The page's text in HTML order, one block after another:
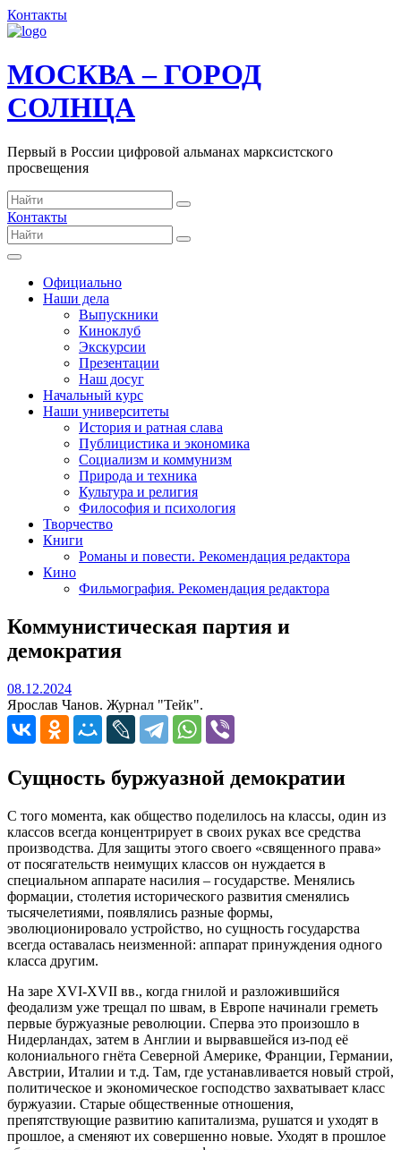
Контакты
МОСКВА – ГОРОД
СОЛНЦА
Первый в России цифровой альманах марксистского
просвещения
Контакты
Официально
Наши дела
Выпускники
Киноклуб
Экскурсии
Презентации
Наш досуг
Начальный курс
Наши университеты
История и ратная слава
Публицистика и экономика
Социализм и коммунизм
Природа и техника
Культура и религия
Философия и психология
Творчество
Книги
Романы и повести. Рекомендация редактора
Кино
Фильмография. Рекомендация редактора
Коммунистическая партия и
демократия
08.12.202408.12.2024
Ярослав Чанов. Журнал "Тейк".
Сущность буржуазной демократии
С того момента, как общество поделилось на классы, один из
классов всегда концентрирует в своих руках все средства
производства. Для защиты этого своего «священного права»
от посягательств неимущих классов он нуждается в
специальном аппарате насилия – государстве. Менялись
формации, столетия исторического развития сменялись
тысячелетиями, появлялись разные формы,
эволюционировало устройство, но сущность государства
всегда оставалась неизменной: аппарат принуждения одного
класса другим.
На заре XVI-XVII вв., когда гнилой и разложившийся
феодализм уже трещал по швам, в Европе начинали греметь
первые буржуазные революции. Сперва это произошло в
Нидерландах, затем в Англии и вырвавшейся из-под её
колониального гнёта Северной Америке, Франции, Германии,
Австрии, Италии и т.д. Там, где устанавливается новый строй,
политическое и экономическое господство захватывает класс
буржуазии. Старые общественные отношения,
препятствующие развитию капитализма, рушатся и уходят в
прошлое, а сменяют их совершенно новые. Уходят в прошлое